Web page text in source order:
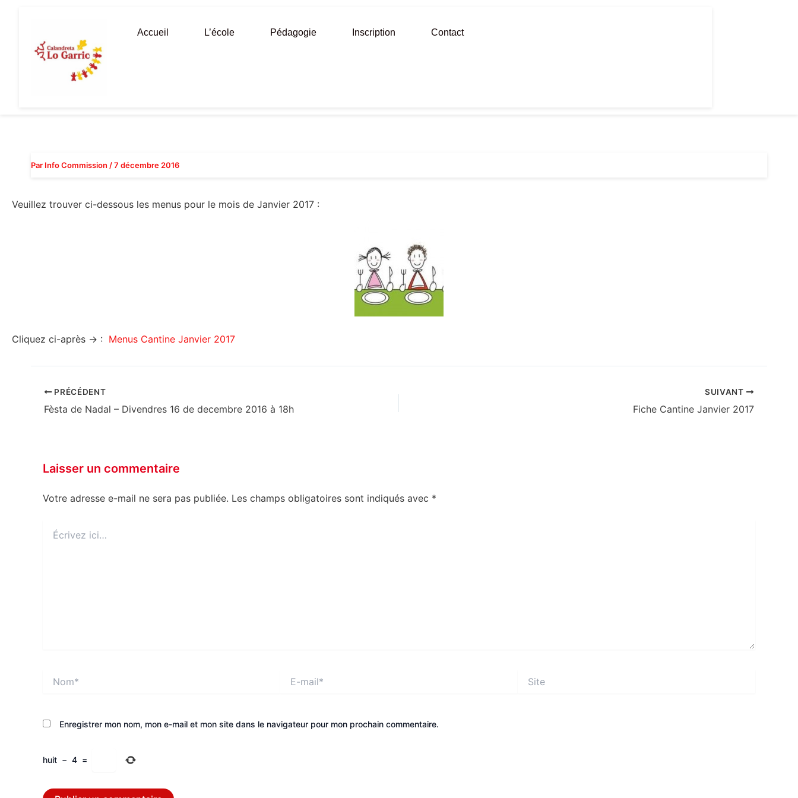
Accueil L’école Pédagogie Inscription Contact
Par Info Commission /7 décembre 2016
Veuillez trouver ci-dessous les menus pour le mois de Janvier 2017 :
Cliquez ci-après → : Menus Cantine Janvier 2017
PRÉCÉDENT
Fèsta de Nadal – Divendres 16 de decembre 2016 à 18h
SUIVANT
Fiche Cantine Janvier 2017
Laisser un commentaire
Votre adresse e-mail ne sera pas publiée. Les champs obligatoires sont indiqués avec *
ici…
mail*
Enregistrer mon nom, mon e-mail et mon site dans le navigateur pour mon prochain commentaire.
huit − 4 =